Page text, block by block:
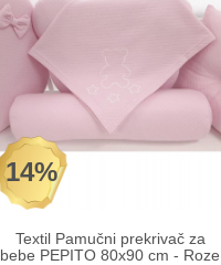
14%
Textil Pamučni prekrivač za
bebe PEPITO 80x90 cm - Roze